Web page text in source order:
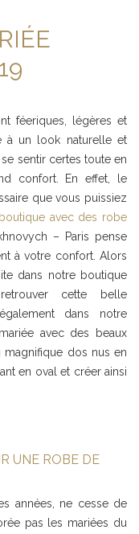
féeriques, légères et
à un look naturelle et
sentir certes toute en
confort. En effet, le
que vous puissiez
boutique avec des robe
– Paris pense
à votre confort. Alors
dans notre boutique
cette belle
dans notre
avec des beaux
dos nus en
en oval et créer ainsi
UNE ROBE DE
années, ne cesse de
pas les mariées du